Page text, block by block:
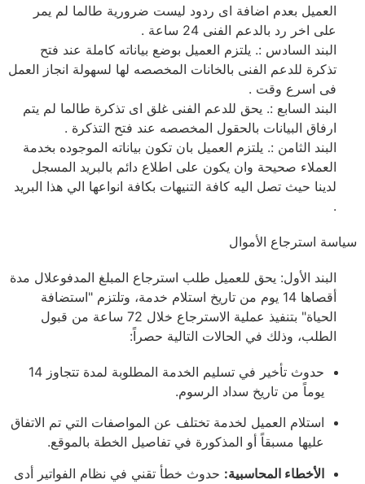
العميل بعدم اضافة اى ردود ليست ضرورية طالما لم يمر
على اخر رد بالدعم الفنى 24 ساعة .
البند السادس :. يلتزم العميل بوضع بياناته كاملة عند فتح
تذكرة للدعم الفنى بالخانات المخصصه لها لسهولة انجاز العمل
فى اسرع وقت .
البند السابع :. يحق للدعم الفنى غلق اى تذكرة طالما لم يتم
ارفاق البيانات بالحقول المخصصه عند فتح التذكرة .
البند الثامن :. يلتزم العميل بان تكون بياناته الموجوده بخدمة
العملاء صحيحة وان يكون على اطلاع دائم بالبريد المسجل
لدينا حيث تصل اليه كافة التنيهات بكافة انواعها الي هذا البريد
.
سياسة استرجاع الأموال
البند الأول: يحق للعميل طلب استرجاع المبلغ المدفوعلال مدة
أقصاها 14 يوم من تاريخ استلام خدمة، وتلتزم "استضافة
الحياة" بتنفيذ عملية الاسترجاع خلال 72 ساعة من قبول
الطلب، وذلك في الحالات التالية حصراً:
حدوث تأخير في تسليم الخدمة المطلوبة لمدة تتجاوز 14
يوماً من تاريخ سداد الرسوم.
استلام العميل لخدمة تختلف عن المواصفات التي تم الاتفاق
عليها مسبقاً أو المذكورة في تفاصيل الخطة بالموقع.
الأخطاء المحاسبية: حدوث خطأ تقني في نظام الفواتير أدى